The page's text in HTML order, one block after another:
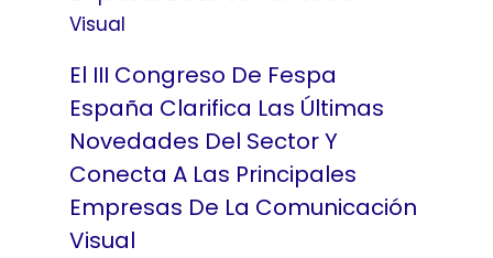
El III Congreso De Fespa
España Clarifica Las Últimas
Novedades Del Sector Y
Conecta A Las Principales
Empresas De La Comunicación
Visual